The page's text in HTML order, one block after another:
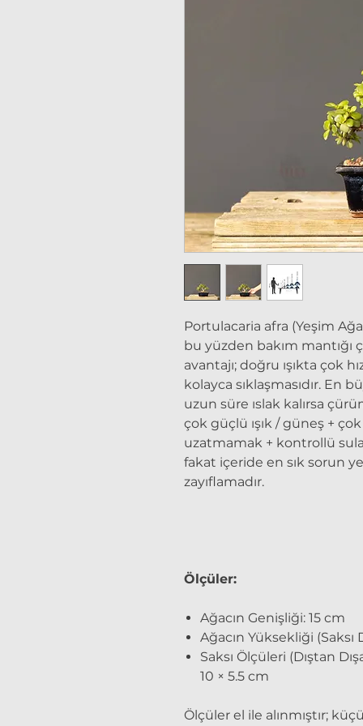
Portulacaria afra (Yeşim
bu yüzden bakım mantığı
avantajı; doğru ışıkta çok
kolayca sıklaşmasıdır. En
uzun süre ıslak kalırsa
çok güçlü ışık / güneş +
uzatmamak + kontrollü
fakat içeride en sık sorun
zayıflamadır.
Ölçüler:
Ağacın Genişliği: 15 cm
Ağacın Yüksekliği (Saksı
Saksı Ölçüleri (Dıştan
10 × 5.5 cm
Ölçüler el ile alınmıştır;